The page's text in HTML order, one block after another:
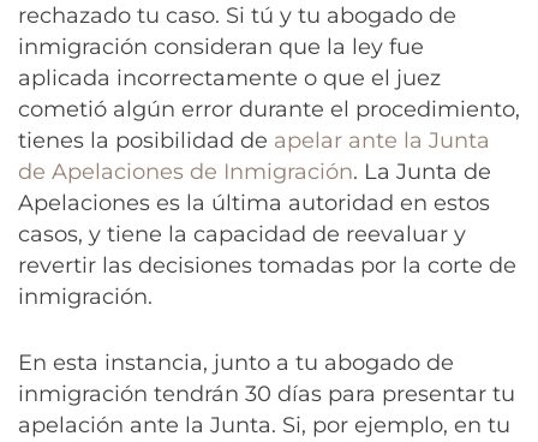
rechazado tu caso. Si tú y tu abogado de
inmigración consideran que la ley fue
aplicada incorrectamente o que el juez
cometió algún error durante el procedimiento,
tienes la posibilidad de apelar ante la Junta
de Apelaciones de Inmigración. La Junta de
Apelaciones es la última autoridad en estos
casos, y tiene la capacidad de reevaluar y
revertir las decisiones tomadas por la corte de
inmigración.
En esta instancia, junto a tu abogado de
inmigración tendrán 30 días para presentar tu
apelación ante la Junta. Si, por ejemplo, en tu